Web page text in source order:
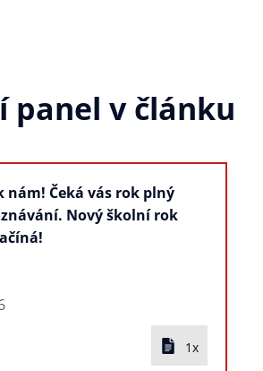
panel v článku
nám! Čeká vás rok plný
Nový školní rok
1x